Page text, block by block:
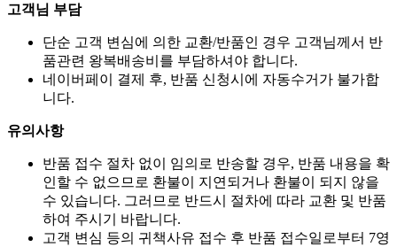
고객님 부담
단순 고객 변심에 의한 교환/반품인 경우 고객님께서 반
품관련 왕복배송비를 부담하셔야 합니다.
네이버페이 결제 후, 반품 신청시에 자동수거가 불가합
니다.
유의사항
반품 접수 절차 없이 임의로 반송할 경우, 반품 내용을 확
인할 수 없으므로 환불이 지연되거나 환불이 되지 않을
수 있습니다. 그러므로 반드시 절차에 따라 교환 및 반품
하여 주시기 바랍니다.
고객 변심 등의 귀책사유 접수 후 반품 접수일로부터 7영